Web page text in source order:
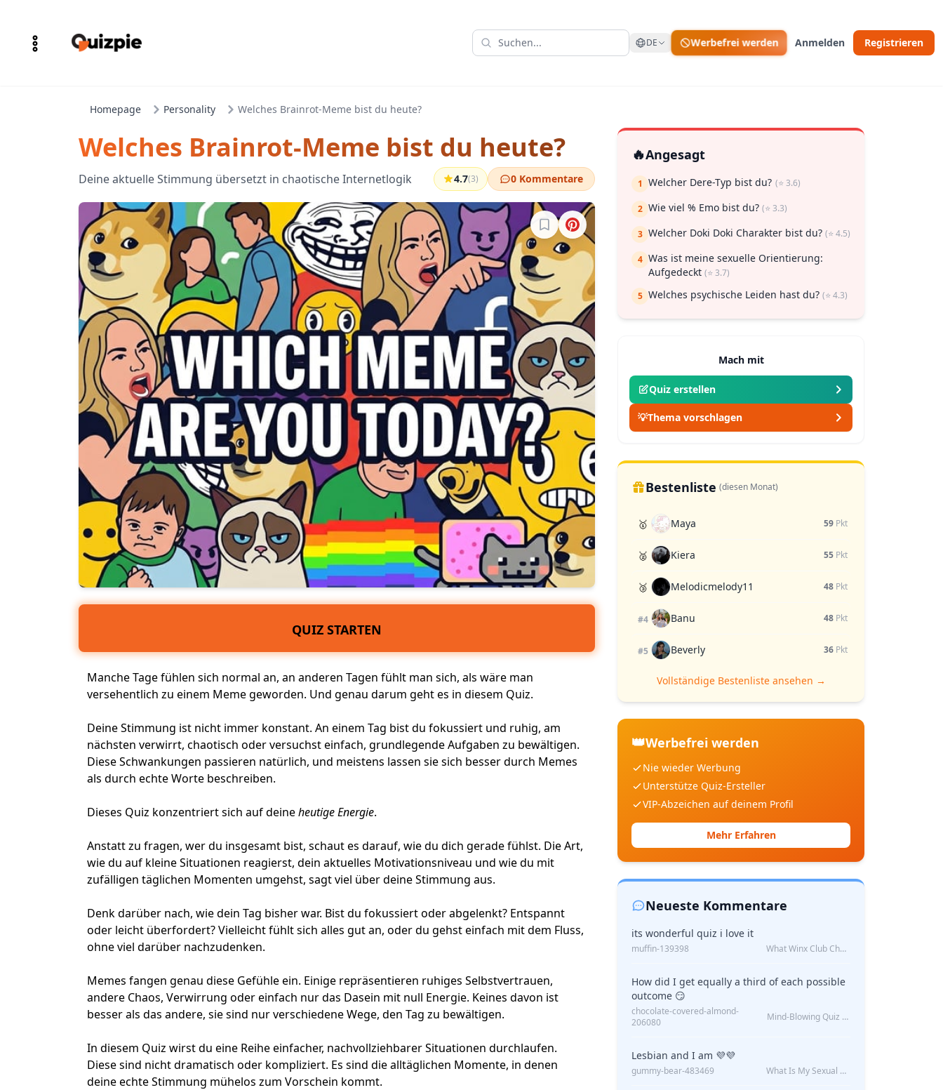
DE Werbefrei werden Anmelden Registrieren
Homepage Personality Welches Brainrot-Meme bist du heute?
Welches Brainrot-Meme bist du heute?
Deine aktuelle Stimmung übersetzt in chaotische Internetlogik 4.7(3) 0 Kommentare
Melde dich an, um zu speichern
QUIZ STARTEN
Manche Tage fühlen sich normal an, an anderen Tagen fühlt man sich, als wäre man
versehentlich zu einem Meme geworden. Und genau darum geht es in diesem Quiz.
Deine Stimmung ist nicht immer konstant. An einem Tag bist du fokussiert und ruhig, am
nächsten verwirrt, chaotisch oder versuchst einfach, grundlegende Aufgaben zu bewältigen.
Diese Schwankungen passieren natürlich, und meistens lassen sie sich besser durch Memes
als durch echte Worte beschreiben.
Dieses Quiz konzentriert sich auf deineheutige Energie.
Anstatt zu fragen, wer du insgesamt bist, schaut es darauf, wie du dich gerade fühlst. Die Art,
wie du auf kleine Situationen reagierst, dein aktuelles Motivationsniveau und wie du mit
zufälligen täglichen Momenten umgehst, sagt viel über deine Stimmung aus.
Denk darüber nach, wie dein Tag bisher war. Bist du fokussiert oder abgelenkt? Entspannt
oder leicht überfordert? Vielleicht fühlt sich alles gut an, oder du gehst einfach mit dem Fluss,
ohne viel darüber nachzudenken.
Memes fangen genau diese Gefühle ein. Einige repräsentieren ruhiges Selbstvertrauen,
andere Chaos, Verwirrung oder einfach nur das Dasein mit null Energie. Keines davon ist
besser als das andere, sie sind nur verschiedene Wege, den Tag zu bewältigen.
In diesem Quiz wirst du eine Reihe einfacher, nachvollziehbarer Situationen durchlaufen.
Diese sind nicht dramatisch oder kompliziert. Es sind die alltäglichen Momente, in denen
deine echte Stimmung mühelos zum Vorschein kommt.
🔥Angesagt
1 Welcher Dere-Typ bist du? (⭐ 3.6)
2 Wie viel % Emo bist du? (⭐ 3.3)
3 Welcher Doki Doki Charakter bist du? (⭐ 4.5)
4 Was ist meine sexuelle Orientierung:
Aufgedeckt (⭐ 3.7)
5 Welches psychische Leiden hast du? (⭐ 4.3)
Mach mit
Quiz erstellen
💡Thema vorschlagen
Bestenliste (diesen Monat)
🥇 Maya 59 Pkt
🥈 Kiera 55 Pkt
🥉 Melodicmelody11 48 Pkt
#4 Banu 48 Pkt
#5 Beverly 36 Pkt
Vollständige Bestenliste ansehen →
👑Werbefrei werden
Nie wieder Werbung
Unterstütze Quiz-Ersteller
VIP-Abzeichen auf deinem Profil
Mehr Erfahren
Neueste Kommentare
its wonderful quiz i love it
muffin-139398 What Winx Club Character Are You?
How did I get equally a third of each possible
outcome 😏
chocolate-covered-almond-
206080
Mind-Blowing Quiz Reveals: Will I Be Alone Forever?
Lesbian and I am 💜💜
gummy-bear-483469 What Is My Sexual Orientation: Uncovered